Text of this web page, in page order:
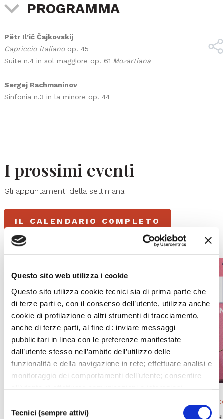
Questo sito web utilizza i cookie
Questo sito utilizza cookie tecnici sia di prima parte che
di terze parti e, con il consenso dell’utente, utilizza anche
cookie di profilazione o altri strumenti di tracciamento,
anche di terze parti, al fine di: inviare messaggi
pubblicitari in linea con le preferenze manifestate
dall’utente stesso nell’ambito dell’utilizzo delle
funzionalità e della navigazione in rete; effettuare analisi e
monitoraggio dei comportamenti dell’utente; consentire
TUTTI”, l’utente acconsente all’uso di tutti i cookie non
delTecnici (sempre attivi)
PROGRAMMA
Pëtr Il’ič Čajkovskij
Capriccio italianoop. 45
Suite n.4 in sol maggiore op. 61 Mozartiana
Sergej Rachmaninov
Sinfonia n.3 in la minore op. 44
I prossimi eventi
Gli appuntamenti della settimana
IL CALENDARIO COMPLETO
EVENTO IN